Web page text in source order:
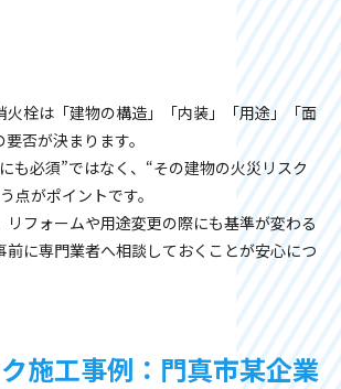
火栓は「建物の構造」「内装」「用途」「面
否が決まります。
も必須”ではなく、“その建物の火災リスク
点がポイントです。
リフォームや用途変更の際にも基準が変わる
前に専門業者へ相談しておくことが安心につ
施工事例：門真市某企業